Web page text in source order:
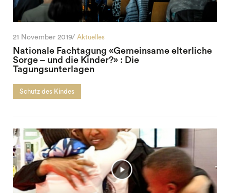
21 November 2019/ Aktuelles
Nationale Fachtagung «Gemeinsame elterliche
Sorge – und die Kinder?» : Die
Tagungsunterlagen
Schutz des Kindes